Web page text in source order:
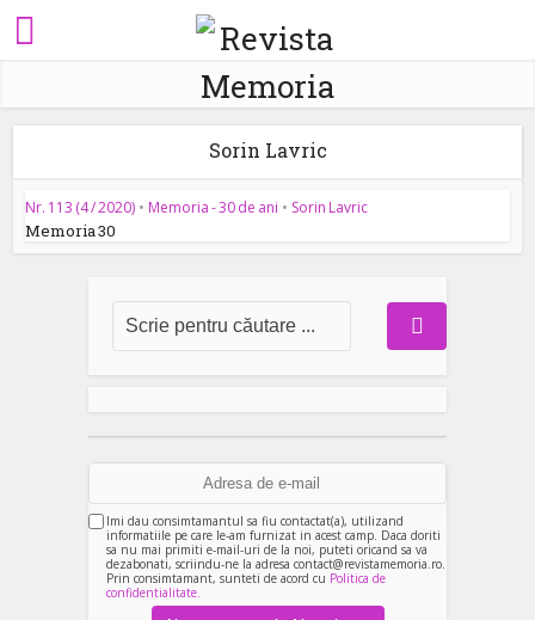
Sorin Lavric
Nr. 113 (4 / 2020) • Memoria - 30 de ani • Sorin Lavric
Memoria 30
Imi dau consimtamantul sa fiu contactat(a), utilizand
informatiile pe care le-am furnizat in acest camp. Daca doriti
sa nu mai primiti e-mail-uri de la noi, puteti oricand sa va
dezabonati, scriindu-ne la adresa contact@revistamemoria.ro.
Prin consimtamant, sunteti de acord cu Politica de
confidentialitate.